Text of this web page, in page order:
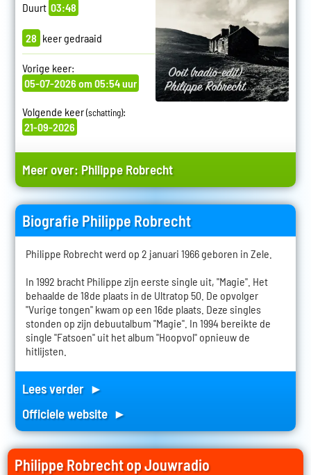
Duurt 03:48
28 keer gedraaid
Vorige keer:
05-07-2026 om 05:54 uur
Volgende keer(schatting):
21-09-2026
Meer over: Philippe Robrecht
Biografie Philippe Robrecht
Philippe Robrecht werd op 2 januari 1966 geboren in Zele.
In 1992 bracht Philippe zijn eerste single uit, "Magie". Het
behaalde de 18de plaats in de Ultratop 50. De opvolger
"Vurige tongen" kwam op een 16de plaats. Deze singles
stonden op zijn debuutalbum "Magie". In 1994 bereikte de
single "Fatsoen" uit het album "Hoopvol" opnieuw de
hitlijsten.
Lees verder ►
Officiele website ►
Philippe Robrecht op Jouwradio